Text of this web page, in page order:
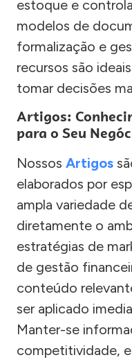
estoque e
modelos de
formalização e
recursos são
tomar decisões
Artigos:
para o Seu
Nossos Artigos
elaborados por
ampla variedade
diretamente o
estratégias de
de gestão
conteúdo
ser aplicado
Manter-se
competitividade,